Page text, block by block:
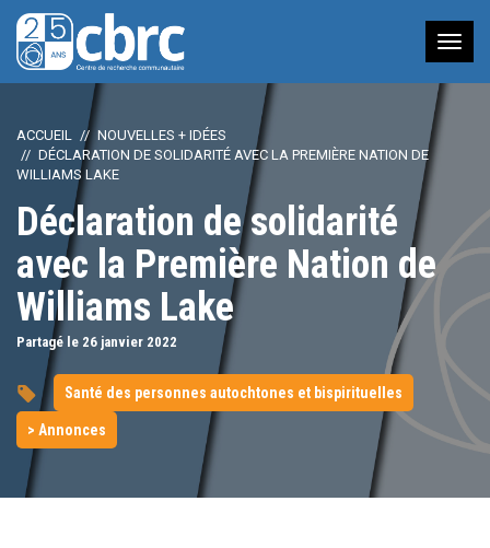
à
ACCUEIL
NOUVELLES + IDÉES
DÉCLARATION DE SOLIDARITÉ AVEC LA PREMIÈRE NATION DE
WILLIAMS LAKE
Déclaration de solidarité
avec la Première Nation de
Williams Lake
Partagé le 26 janvier 2022
Santé des personnes autochtones et bispirituelles
> Annonces